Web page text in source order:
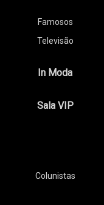
Famosos
Televisão
In Moda
Sala VIP
Colunistas